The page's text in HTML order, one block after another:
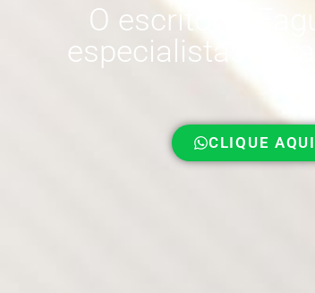
O escritório
especialistas
CLIQUE